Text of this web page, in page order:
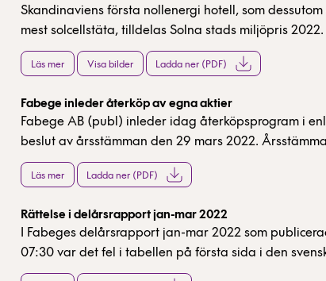
Skandinaviens första nollenergi hotell, som
mest solcellstäta, tilldelas Solna stads miljöpris
borrhål för geoenergi samt totalt cirka 2 400
solceller på fasad och tak produceras mer energi än
utsläpp av koldioxid per kvadratmeter för byggnaden.
Läs mer Visa bilder Ladda ner (PDF)
Fabege inleder återköp av egna aktier
Fabege AB (publ) inleder idag återköpsprogram i
beslut av årsstämman den 29 mars 2022.
styrelsen bemyndigande att längst intill nästa
förvärva egna aktier. Förvärv får ske av högst det
utgivna aktier.
Läs mer Ladda ner (PDF)
Rättelse i delårsrapport jan-mar 2022
I Fabeges delårsrapport jan-mar 2022 som
07:30 var det fel i tabellen på första sida i den
rapporten. Vi beklagar det inträffade och uppdaterar